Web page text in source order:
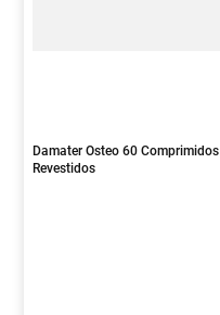
Damater Osteo 60 Comprimidos
Revestidos